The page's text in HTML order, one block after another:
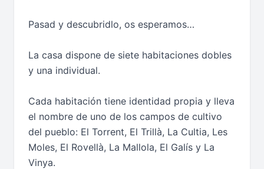
Pasad y descubridlo, os esperamos…
La casa dispone de siete habitaciones dobles
y una individual.
Cada habitación tiene identidad propia y lleva
el nombre de uno de los campos de cultivo
del pueblo: El Torrent, El Trillà, La Cultia, Les
Moles, El Rovellà, La Mallola, El Galís y La
Vinya.